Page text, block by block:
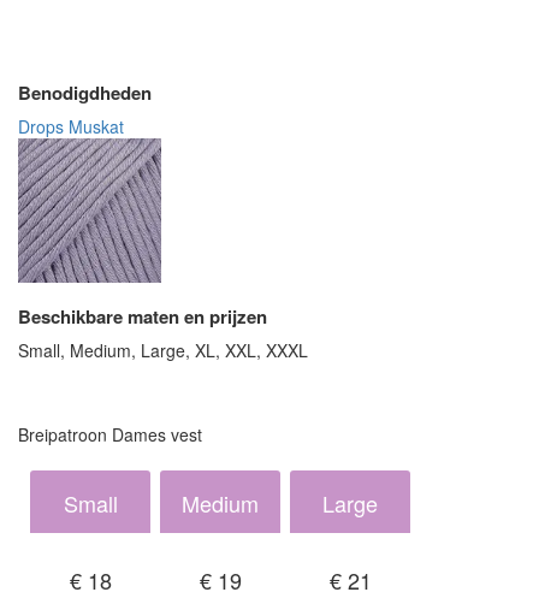
Benodigdheden
Drops Muskat
Beschikbare maten en prijzen
Small, Medium, Large, XL, XXL, XXXL
Breipatroon Dames vest
Small
€ 18
Medium
€ 19
Large
€ 21